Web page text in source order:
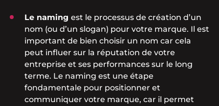
Le naming est le processus de création d’un
nom (ou d’un slogan) pour votre marque. Il est
important de bien choisir un nom car cela
peut influer sur la réputation de votre
entreprise et ses performances sur le long
terme. Le naming est une étape
fondamentale pour positionner et
communiquer votre marque, car il permet